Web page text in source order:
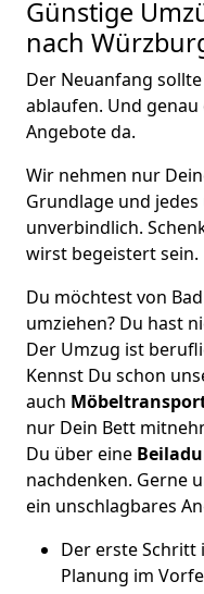
Günstige
nach
Der Neuanfang
ablaufen. Und
Angebote da.
Wir nehmen nur
Grundlage und
unverbindlich.
wirst begeistert sein.
Du möchtest von
umziehen? Du hast
Der Umzug ist
Kennst Du schon
auch
nur Dein Bett
Du über eine
nachdenken. Gerne
ein unschlagbares
Der erste Schritt
Planung im